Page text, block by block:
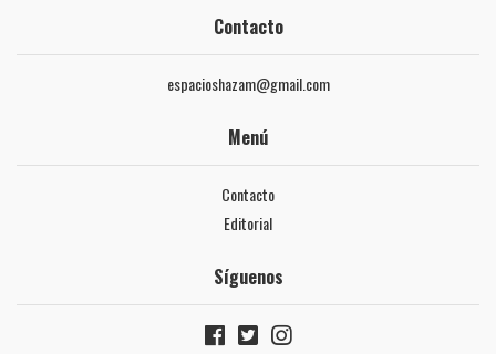
Contacto
espacioshazam@gmail.com
Menú
Contacto
Editorial
Síguenos